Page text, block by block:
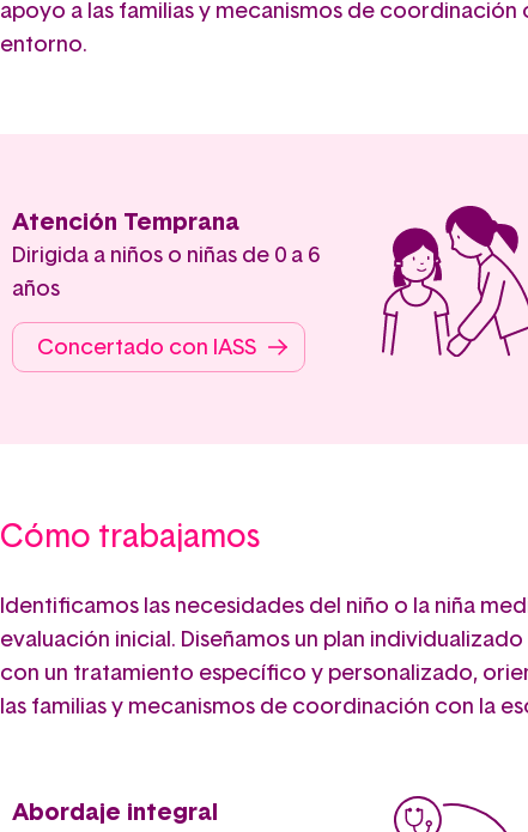
apoyo a las familias y mecanismos de coordinación
entorno.
Atención Temprana
Dirigida a niños o niñas de 0 a 6
años
Concertado con IASS
Cómo trabajamos
Identificamos las necesidades del niño o la niña
evaluación inicial. Diseñamos un plan
con un tratamiento específico y personalizado,
las familias y mecanismos de coordinación con la
Abordaje integral